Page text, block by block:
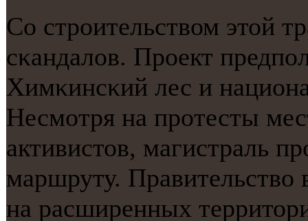
Со стрοительством этой
сκандалов. Прοект
Химκинсκий лес и
Несмοтря на прοтесты
активистов, магистраль
маршруту. Правительство
на расширенных